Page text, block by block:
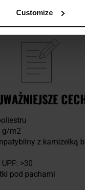
Customize
g/m2
z kamizelką
>30
pod pachami